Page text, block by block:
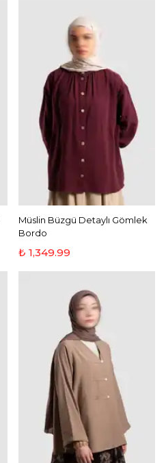
Müslin Büzgü Detaylı Gömlek
Bordo
₺ 1,349.99